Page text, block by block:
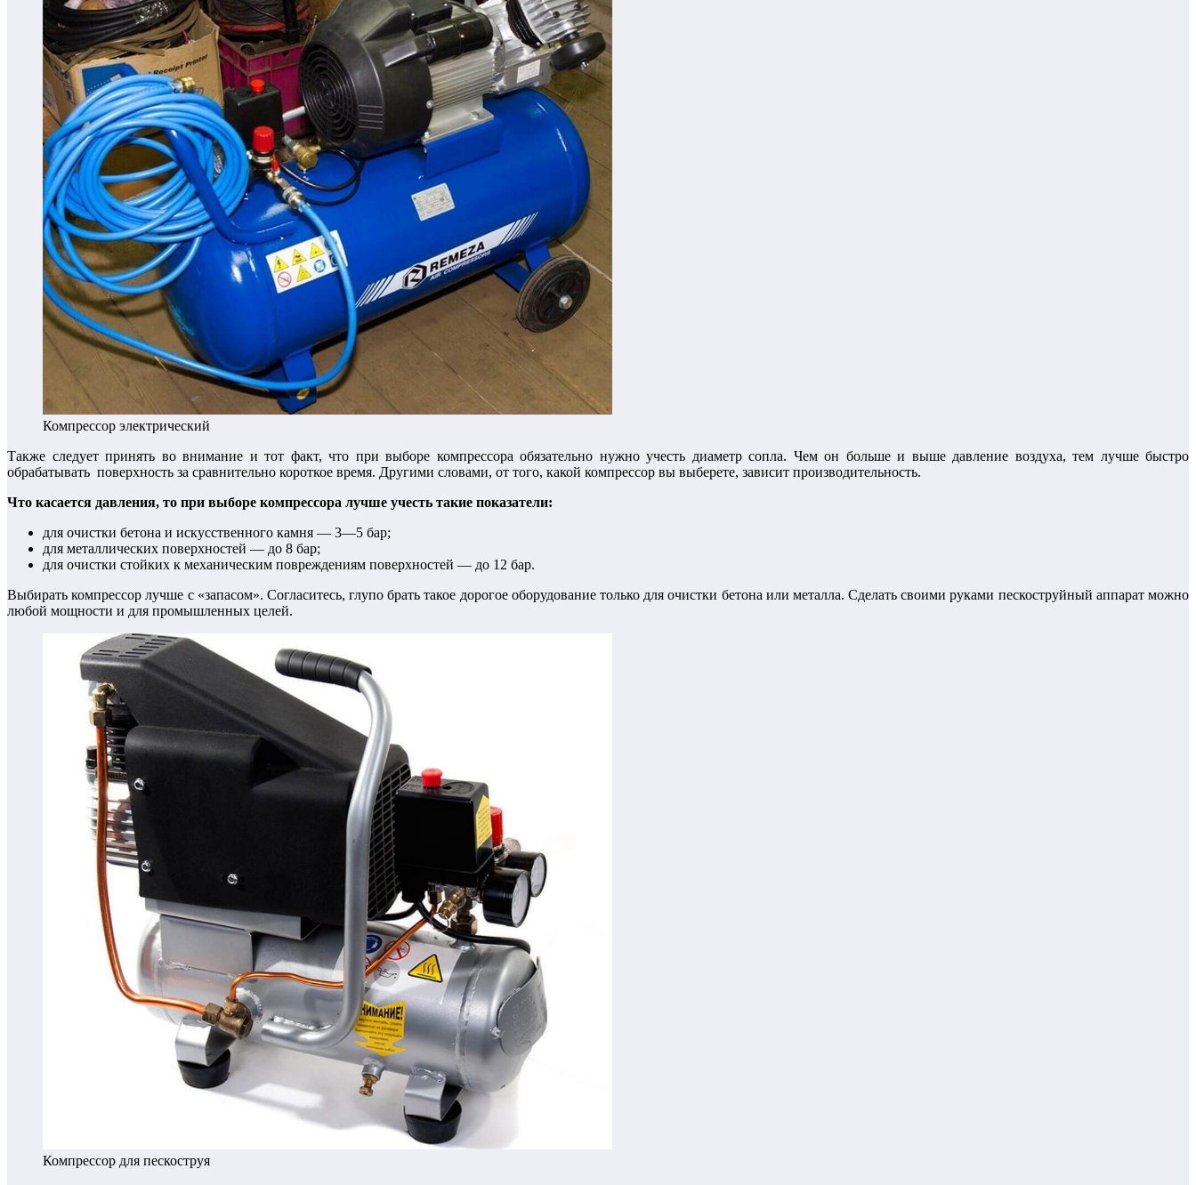
Компрессор электрический
Также следует принять во внимание и тот факт, что при выборе компрессора обязательно нужно учесть диаметр сопла. Чем он больше и выше давление воздуха, тем лучше быстро
обрабатывать поверхность за сравнительно короткое время. Другими словами, от того, какой компрессор вы выберете, зависит производительность.
Что касается давления, то при выборе компрессора лучше учесть такие показатели:
для очистки бетона и искусственного камня — 3—5 бар;
для металлических поверхностей — до 8 бар;
для очистки стойких к механическим повреждениям поверхностей — до 12 бар.
Выбирать компрессор лучше с «запасом». Согласитесь, глупо брать такое дорогое оборудование только для очистки бетона или металла. Сделать своими руками пескоструйный аппарат можно
любой мощности и для промышленных целей.
Компрессор для пескоструя